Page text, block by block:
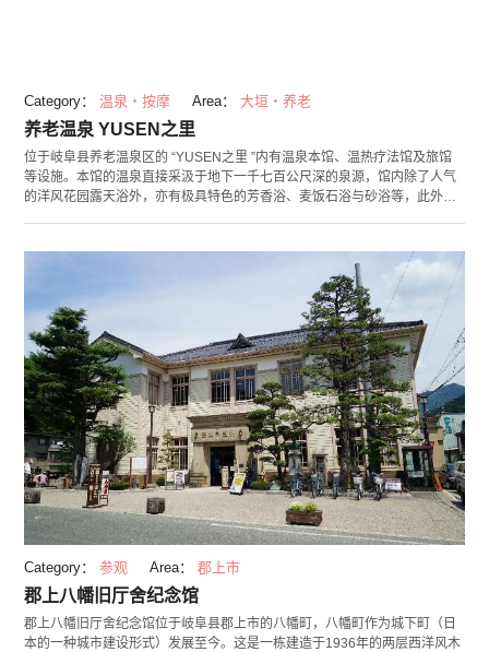
Category： 温泉・按摩 Area： 大垣・养老
养老温泉 YUSEN之里
位于岐阜县养老温泉区的 “YUSEN之里 ”内有温泉本馆、温热疗法馆及旅馆
等设施。本馆的温泉直接采汲于地下一千七百公尺深的泉源，馆内除了人气
的洋风花园露天浴外，亦有极具特色的芳香浴、麦饭石浴与砂浴等，此外亦
场 “ＳＡＲＡＳＡ疗法浴场 ”，不论身心均可达到充分的放松与享受。 除可当
天来回使用温泉设施，也很建议在此处旅馆 “Nadesiko Hotel”住宿，好好地
享受各个温泉设施喔！
Category： 参观 Area： 郡上市
郡上八幡旧厅舍纪念馆
郡上八幡旧厅舍纪念馆位于岐阜县郡上市的八幡町，八幡町作为城下町（日
本的一种城市建设形式）发展至今。这是一栋建造于1936年的两层西洋风木